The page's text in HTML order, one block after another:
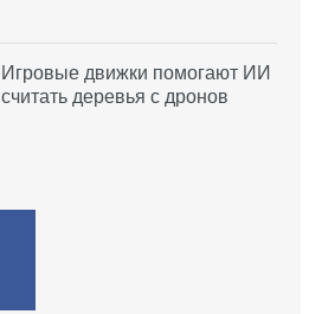
Игровые движки помогают ИИ
считать деревья с дронов